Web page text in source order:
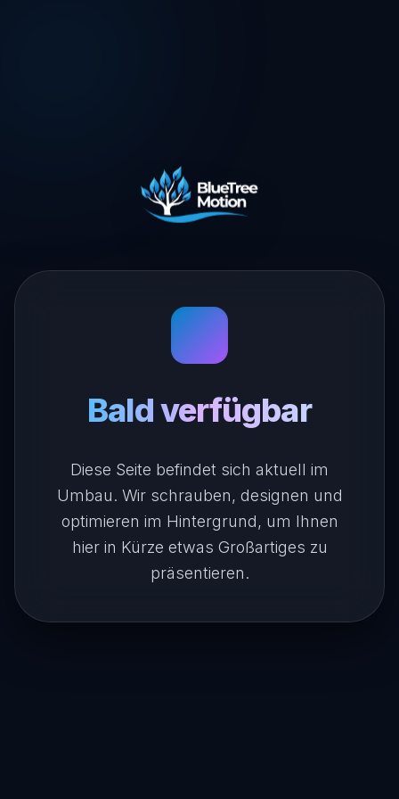
Bald verfügbar
Diese Seite befindet sich aktuell im
Umbau. Wir schrauben, designen und
optimieren im Hintergrund, um Ihnen
hier in Kürze etwas Großartiges zu
präsentieren.